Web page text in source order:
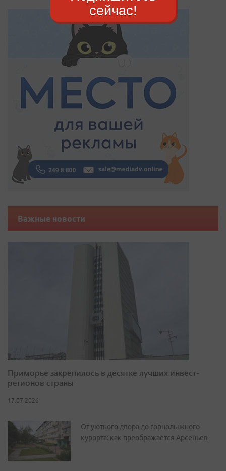
Важные новости
Приморье закрепилось в десятке лучших инвест-
регионов страны
17.07.2026
От уютного двора до горнолыжного
курорта: как преображается Арсеньев
сейчас!